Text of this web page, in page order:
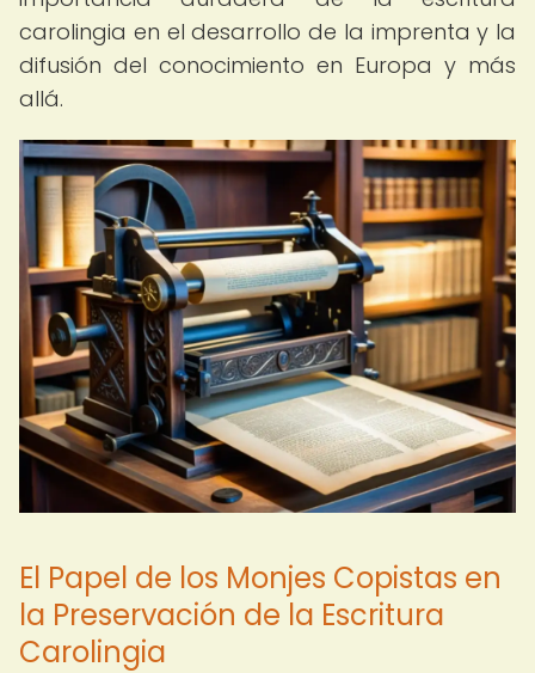
carolingia en el desarrollo de la imprenta y la
difusión del conocimiento en Europa y más
allá.
El Papel de los Monjes Copistas en
la Preservación de la Escritura
Carolingia